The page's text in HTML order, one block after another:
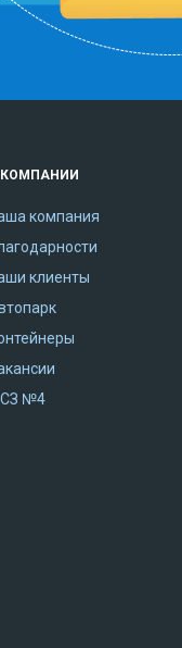
компания
клиенты
№4